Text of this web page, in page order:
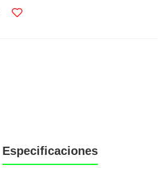
Especificaciones